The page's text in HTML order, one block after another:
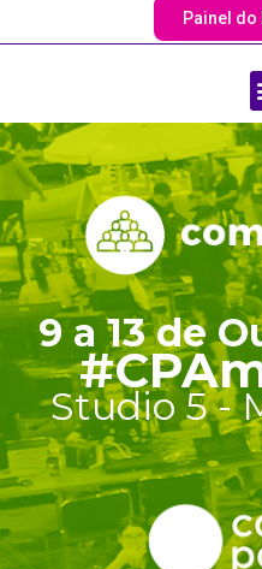
Painel
9 a 13 de
Studio 5 -